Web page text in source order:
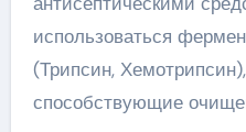
использоваться
(Трипсин,
способствующие